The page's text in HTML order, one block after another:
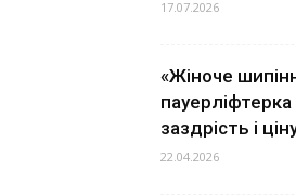
17.07.2026
«Жіноче
заздрість і
22.04.2026